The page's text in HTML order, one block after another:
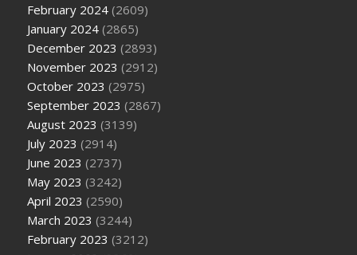
February 2024 (2609)
January 2024 (2865)
December 2023 (2893)
November 2023 (2912)
October 2023 (2975)
September 2023 (2867)
August 2023 (3139)
July 2023 (2914)
June 2023 (2737)
May 2023 (3242)
April 2023 (2590)
March 2023 (3244)
February 2023 (3212)